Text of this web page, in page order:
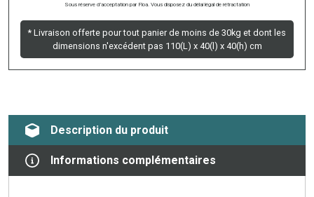
Sous réserve d’acceptation par Floa. Vous disposez du délai légal de rétractation
* Livraison offerte pour tout panier de moins de 30kg et dont les
dimensions n'excédent pas 110(L) x 40(l) x 40(h) cm
Description du produit
Informations complémentaires